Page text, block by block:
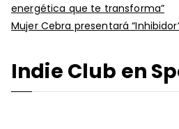
energética que te transforma”
Mujer Cebra presentará
Indie Club en